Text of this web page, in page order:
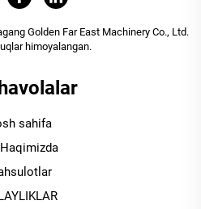
Golden Far East Machinery Co., Ltd.
himoyalangan.
sahifa